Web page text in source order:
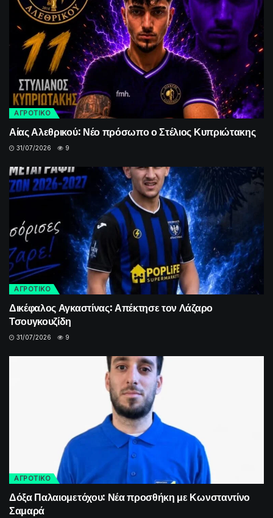
ΑΓΡΟΤΙΚΟ
Αίας Αλεθρικού: Νέο πρόσωπο ο Στέλιος Κυπριώτακης
31/07/2026 9
ΑΓΡΟΤΙΚΟ
Δικέφαλος Αγκαστίνας: Απέκτησε τον Λάζαρο
Τσουγκουζίδη
31/07/2026 9
ΑΓΡΟΤΙΚΟ
Δόξα Παλαιομετόχου: Νέα προσθήκη με Κωνσταντίνο
Σαμαρά